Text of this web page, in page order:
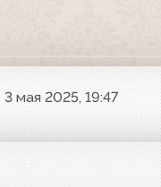
3 мая 2025, 19:47